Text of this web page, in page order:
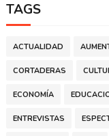
TAGS
ACTUALIDAD
CORTADERAS
ECONOMÍA
ENTREVISTAS